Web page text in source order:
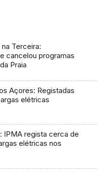
Terceira:
cancelou programas
Praia
Açores: Registadas
elétricas
IPMA regista cerca de
elétricas nos